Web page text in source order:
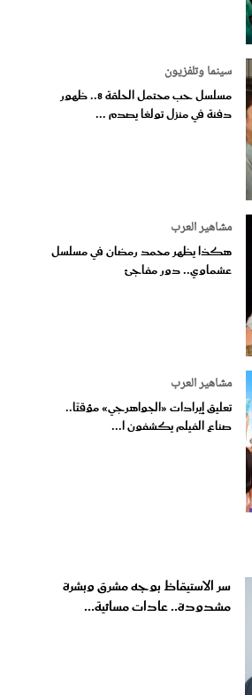
سينما وتلفزيون
مسلسل حب محتمل الحلقة 8.. ظهور
دفنة في منزل تولغا يصدم ...
مشاهير العرب
هكذا يظهر محمد رمضان في مسلسل
عشماوي.. دور مفاجئ
مشاهير العرب
تعليق إيرادات «الجواهرجي» مؤقتًا..
صناع الفيلم يكشفون ا...
سر الاستيقاظ بوجه مشرق وبشرة
مشدودة.. عادات مسائية...